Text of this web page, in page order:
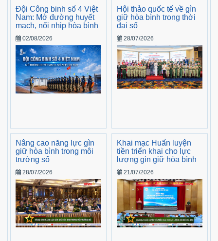
Đội Công binh số 4 Việt
Nam: Mở đường huyết
mạch, nối nhịp hòa bình
02/08/2026
Hội thảo quốc tế về gìn
giữ hòa bình trong thời
đại số
28/07/2026
Nâng cao năng lực gìn
giữ hòa bình trong môi
trường số
28/07/2026
Khai mạc Huấn luyện
tiền triển khai cho lực
lượng gìn giữ hòa bình
21/07/2026